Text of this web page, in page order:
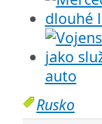
auto
Rusko